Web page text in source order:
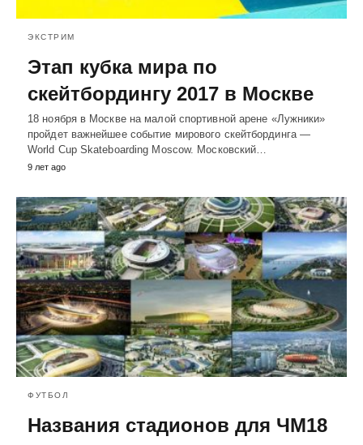
ЭКСТРИМ
Этап кубка мира по
скейтбордингу 2017 в Москве
18 ноября в Москве на малой спортивной арене «Лужники»
пройдет важнейшее событие мирового скейтбординга —
World Cup Skateboarding Moscow. Московский…
9 лет ago
ФУТБОЛ
Названия стадионов для ЧМ18